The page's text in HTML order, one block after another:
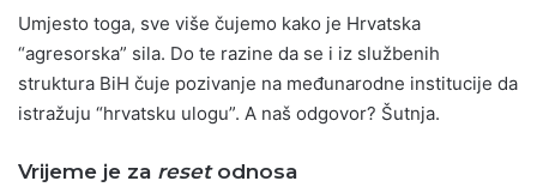
Umjesto toga, sve više čujemo kako je Hrvatska
“agresorska” sila. Do te razine da se i iz službenih
struktura BiH čuje pozivanje na međunarodne institucije da
istražuju “hrvatsku ulogu”. A naš odgovor? Šutnja.
Vrijeme je za resetodnosa